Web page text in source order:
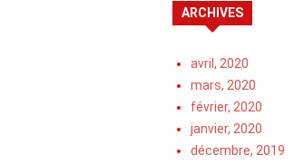
ARCHIVES
avril, 2020
mars, 2020
février, 2020
janvier, 2020
décembre, 2019